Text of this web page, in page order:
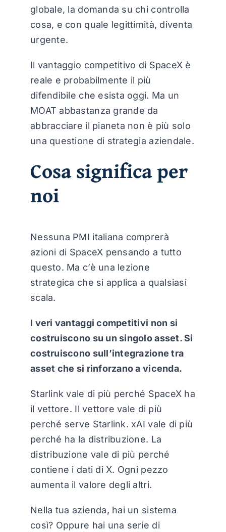
globale, la domanda su chi controlla
cosa, e con quale legittimità, diventa
urgente.
Il vantaggio competitivo di SpaceX è
reale e probabilmente il più
difendibile che esista oggi. Ma un
MOAT abbastanza grande da
abbracciare il pianeta non è più solo
una questione di strategia aziendale.
Cosa significa per
noi
Nessuna PMI italiana comprerà
azioni di SpaceX pensando a tutto
questo. Ma c’è una lezione
strategica che si applica a qualsiasi
scala.
I veri vantaggi competitivi non si
costruiscono su un singolo asset. Si
costruiscono sull’integrazione tra
asset che si rinforzano a vicenda.
Starlink vale di più perché SpaceX ha
il vettore. Il vettore vale di più
perché serve Starlink. xAI vale di più
perché ha la distribuzione. La
distribuzione vale di più perché
contiene i dati di X. Ogni pezzo
aumenta il valore degli altri.
Nella tua azienda, hai un sistema
così? Oppure hai una serie di